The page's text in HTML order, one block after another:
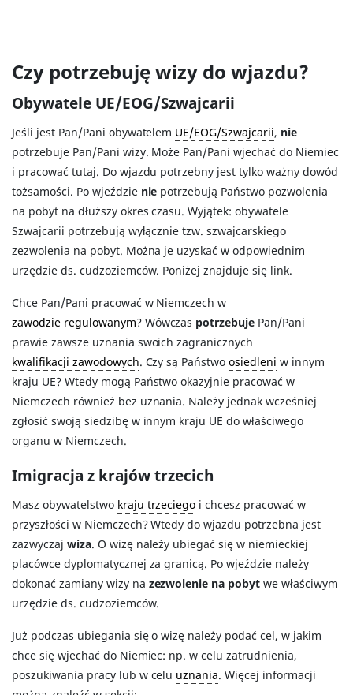
Czy potrzebuję wizy do wjazdu?
Obywatele UE/EOG/Szwajcarii
Jeśli jest Pan/Pani obywatelem UE/EOG/Szwajcarii, nie
potrzebuje Pan/Pani wizy. Może Pan/Pani wjechać do Niemiec
i pracować tutaj. Do wjazdu potrzebny jest tylko ważny dowód
tożsamości. Po wjeździe nie potrzebują Państwo pozwolenia
na pobyt na dłuższy okres czasu. Wyjątek: obywatele
Szwajcarii potrzebują wyłącznie tzw. szwajcarskiego
zezwolenia na pobyt. Można je uzyskać w odpowiednim
urzędzie ds. cudzoziemców. Poniżej znajduje się link.
Chce Pan/Pani pracować w Niemczech w
zawodzie regulowanym? Wówczas potrzebuje Pan/Pani
prawie zawsze uznania swoich zagranicznych
kwalifikacji zawodowych. Czy są Państwoosiedleni w innym
kraju UE? Wtedy mogą Państwo okazyjnie pracować w
Niemczech również bez uznania. Należy jednak wcześniej
zgłosić swoją siedzibę w innym kraju UE do właściwego
organu w Niemczech.
Imigracja z krajów trzecich
Masz obywatelstwo kraju trzeciego i chcesz pracować w
przyszłości w Niemczech? Wtedy do wjazdu potrzebna jest
zazwyczaj wiza. O wizę należy ubiegać się w niemieckiej
placówce dyplomatycznej za granicą. Po wjeździe należy
dokonać zamiany wizy na zezwolenie na pobyt we właściwym
urzędzie ds. cudzoziemców.
Już podczas ubiegania się o wizę należy podać cel, w jakim
chce się wjechać do Niemiec: np. w celu zatrudnienia,
poszukiwania pracy lub w celu uznania. Więcej informacji